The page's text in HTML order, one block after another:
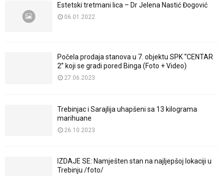
Estetski tretmani lica – Dr Jelena Nastić Đogović
06.01.2022
Počela prodaja stanova u 7. objektu SPK “CENTAR
2” koji se gradi pored Binga (Foto + Video)
27.06.2023
Trebinjac i Sarajlija uhapšeni sa 13 kilograma
marihuane
26.10.2023
IZDAJE SE: Namješten stan na najljepšoj lokaciji u
Trebinju /foto/